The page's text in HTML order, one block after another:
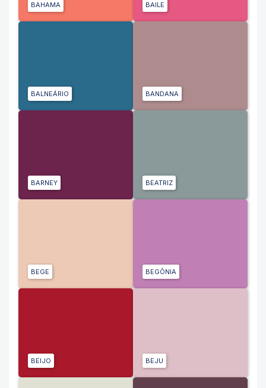
BAHAMA BAILE
BALNEÁRIO BANDANA
BARNEY BEATRIZ
BEGE BEGÔNIA
BEIJO BEJU